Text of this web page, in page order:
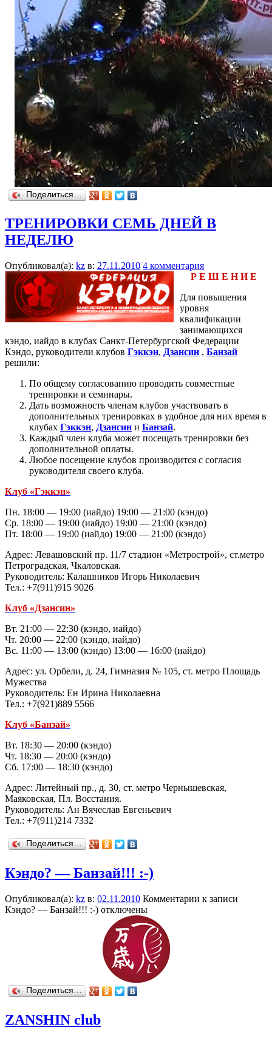
Поделиться…
ТРЕНИРОВКИ СЕМЬ ДНЕЙ В
НЕДЕЛЮ
Опубликовал(а): kz в: 27.11.2010 4 комментария
Р Е Ш Е Н И Е
Для повышения
уровня
квалификации
занимающихся
кэндо, иайдо в клубах Санкт-Петербургской Федерации
Кэндо, руководители клубов Гэккэн, Дзансин , Банзай
решили:
По общему согласованию проводить совместные
тренировки и семинары.
Дать возможность членам клубов участвовать в
дополнительных тренировках в удобное для них время в
клубах Гэккэн, Дзансин и Банзай.
Каждый член клуба может посещать тренировки без
дополнительной оплаты.
Любое посещение клубов производится с согласия
руководителя своего клуба.
Клуб «Гэккэн»
Пн. 18:00 — 19:00 (иайдо) 19:00 — 21:00 (кэндо)
Ср. 18:00 — 19:00 (иайдо) 19:00 — 21:00 (кэндо)
Пт. 18:00 — 19:00 (иайдо) 19:00 — 21:00 (кэндо)
Адрес: Левашовский пр. 11/7 стадион «Метрострой», ст.метро
Петроградская, Чкаловская.
Руководитель: Калашников Игорь Николаевич
Тел.: +7(911)915 9026
Клуб «Дзансин»
Вт. 21:00 — 22:30 (кэндо, иайдо)
Чт. 20:00 — 22:00 (кэндо, иайдо)
Вс. 11:00 — 13:00 (кэндо) 13:00 — 16:00 (иайдо)
Адрес: ул. Орбели, д. 24, Гимназия № 105, ст. метро Площадь
Мужества
Руководитель: Ен Ирина Николаевна
Тел.: +7(921)889 5566
Клуб «Банзай»
Вт. 18:30 — 20:00 (кэндо)
Чт. 18:30 — 20:00 (кэндо)
Сб. 17:00 — 18:30 (кэндо)
Адрес: Литейный пр., д. 30, ст. метро Чернышевская,
Маяковская, Пл. Восстания.
Руководитель: Ан Вячеслав Евгеньевич
Тел.: +7(911)214 7332
Поделиться…
Кэндо? — Банзай!!! :-)
Опубликовал(а): kz в: 02.11.2010 Комментарии к записи
Кэндо? — Банзай!!! :-) отключены
Поделиться…
ZANSHIN club